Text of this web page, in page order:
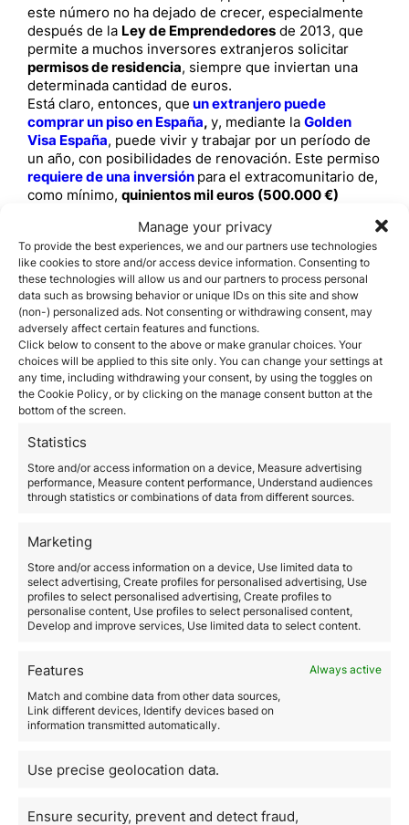
Manage your privacy
To provide the best experiences, we and our partners use technologies
like cookies to store and/or access device information. Consenting to
these technologies will allow us and our partners to process personal
data such as browsing behavior or unique IDs on this site and show
(non-) personalized ads. Not consenting or withdrawing consent, may
adversely affect certain features and functions.
Click below to consent to the above or make granular choices. Your
choices will be applied to this site only. You can change your settings at
any time, including withdrawing your consent, by using the toggles on
the Cookie Policy, or by clicking on the manage consent button at the
bottom of the screen.
Statistics
Store and/or access information on a device, Measure advertising
performance, Measure content performance, Understand audiences
through statistics or combinations of data from different sources.
Marketing
Store and/or access information on a device, Use limited data to
select advertising, Create profiles for personalised advertising, Use
profiles to select personalised advertising, Create profiles to
personalise content, Use profiles to select personalised content,
Develop and improve services, Use limited data to select content.
Features
Always active
Match and combine data from other data sources,
Link different devices, Identify devices based on
information transmitted automatically.
Use precise geolocation data.
Ensure security, prevent and detect fraud,
este número no ha dejado de crecer, especialmente
después de la Ley de Emprendedores de 2013, que
permite a muchos inversores extranjeros solicitar
permisos de residencia, siempre que inviertan una
determinada cantidad de euros.
Está claro, entonces, que un extranjero puede
comprar un piso en España, y, mediante la Golden
Visa España, puede vivir y trabajar por un período de
un año, con posibilidades de renovación. Este permiso
requiere de una inversión para el extracomunitario de,
como mínimo, quinientos mil euros (500.000 €)
¿Para comprar un piso en
España que requisitos hay
que tener?
Los requisitos generalespara obtenerel permiso de
residencia para extranjeros son: la persona deberá
ser mayor de 18 años, tener fijada la residencia en otro
país, no tener prohibida la entrada a España,
encontrarse legalmente en territorio español y no
tener antecedentes penales tanto en España como en
su vez, una vez obtenido el permiso de residencia, el
mismo se extiende al cónyuge, hijos menores de 18
años o mayores de edad que no sean capaces de
proveer sus propias necesidades debido a su estado
Así pues, ¿
es obtener elNúmero de Identificación de
Extranjeros (NIE). Es un número personal y único,
imprescindible para llevar a cabo cualquier
transacción en el país, desde abrir un negocio
Es factible solicitar el
independientemente de si
solicitud de NIE se puede presentar tanto de manera
personal como también a través de un representante o
representantes serán autenticados mediante un
a la presentación de la solicitud.